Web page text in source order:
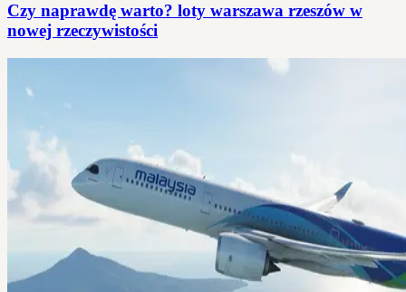
Czy naprawdę warto? loty warszawa rzeszów w
nowej rzeczywistości